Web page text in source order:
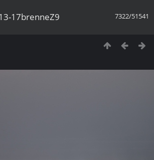
7322/51541
17brenneZ9